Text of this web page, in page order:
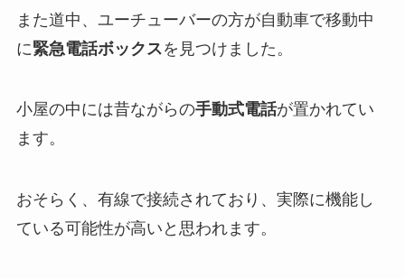
また道中、ユーチューバーの方が自動車で移動中
に緊急電話ボックスを見つけました。
小屋の中には昔ながらの手動式電話が置かれてい
ます。
おそらく、有線で接続されており、実際に機能し
ている可能性が高いと思われます。